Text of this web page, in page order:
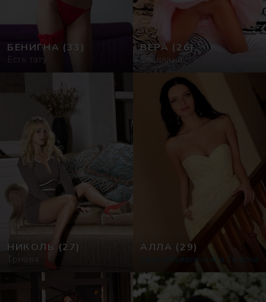
БЕНИГНА (33)
Есть тату
ВЕРА (26)
Словакия
НИКОЛЬ (27)
Трнава
АЛЛА (29)
Секс объявления в Левоча